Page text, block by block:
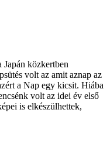
közkertben
volt az amit aznap az
a Nap egy kicsit. Hiába
volt az idei év első
is elkészülhettek,